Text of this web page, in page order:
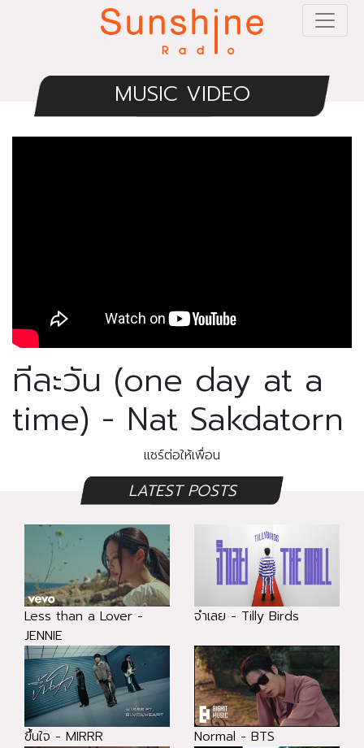
MUSIC VIDEO
ทีละวัน (one day at a
time) - Nat Sakdatorn
แชร์ต่อให้เพื่อน
LATEST POSTS
Less than a Lover -
JENNIE
จำเลย - Tilly Birds
ขึ้นใจ - MIRRR Normal - BTS